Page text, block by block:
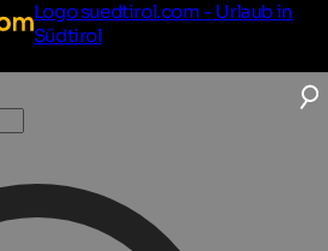
Logo suedtirol.com - Urlaub in
Südtirol